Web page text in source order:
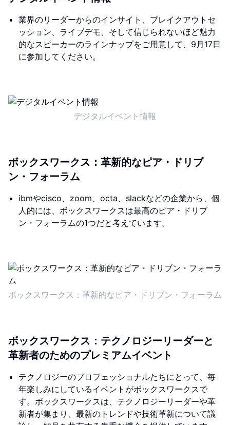
業界のリーダーからのインサイト、ブレイクアウトセ
ッション、ライブデモ、そして信じられないほど魅力
的なスピーカーのラインナップをご用意して、9月17日
に参加してください。
デジタルイベント情報
ボックスワークス：革新的なピア・ドリブ
ン・フォーラム
ibmやcisco、zoom、octa、slackなどの企業から、個
人的には、ボックスワークスは最高のピア・ドリブ
ン・フォーラムの1つだと考えています。
ボックスワークス：革新的なピア・ドリブン・フォーラム
ボックスワークス：テクノロジーリーダーと
革新者のためのプレミアムイベント
テクノロジーのプロフェッショナルたちにとって、毎
年楽しみにしているイベントがボックスワークスで
す。ボックスワークスは、テクノロジーリーダーや革
新者が集まり、最新のトレンドや技術革新について議